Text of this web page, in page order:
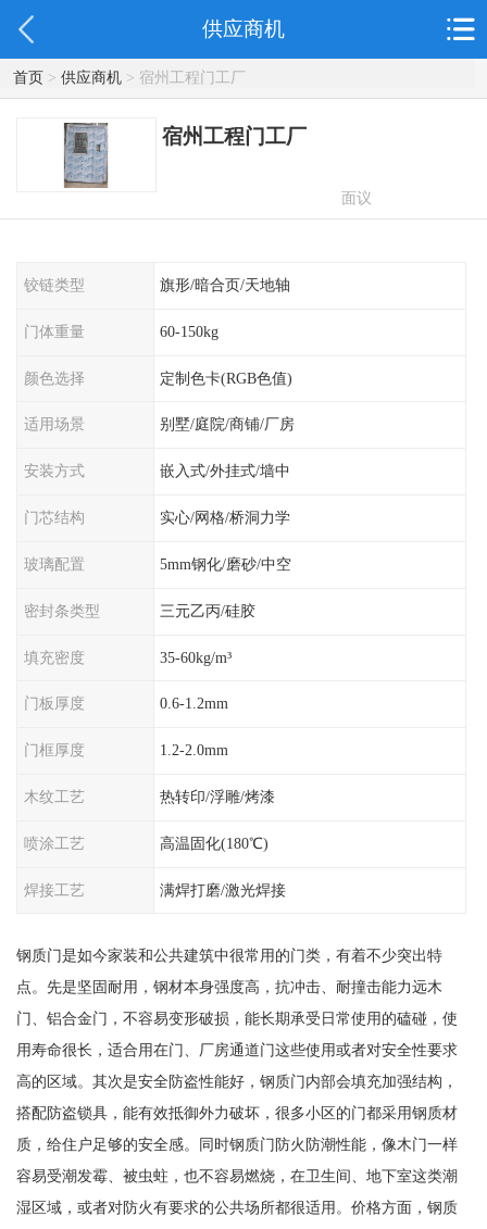
供应商机
首页> 供应商机> 宿州工程门工厂
宿州工程门工厂
面议
铰链类型 旗形/暗合页/天地轴
门体重量 60-150kg
颜色选择 定制色卡(RGB色值)
适用场景 别墅/庭院/商铺/厂房
安装方式 嵌入式/外挂式/墙中
门芯结构 实心/网格/桥洞力学
玻璃配置 5mm钢化/磨砂/中空
密封条类型 三元乙丙/硅胶
填充密度 35-60kg/m³
门板厚度 0.6-1.2mm
门框厚度 1.2-2.0mm
木纹工艺 热转印/浮雕/烤漆
喷涂工艺 高温固化(180℃)
焊接工艺 满焊打磨/激光焊接
钢质门是如今家装和公共建筑中很常用的门类，有着不少突出特
点。先是坚固耐用，钢材本身强度高，抗冲击、耐撞击能力远木
门、铝合金门，不容易变形破损，能长期承受日常使用的磕碰，使
用寿命很长，适合用在门、厂房通道门这些使用或者对安全性要求
高的区域。其次是安全防盗性能好，钢质门内部会填充加强结构，
搭配防盗锁具，能有效抵御外力破坏，很多小区的门都采用钢质材
质，给住户足够的安全感。同时钢质门防火防潮性能，像木门一样
容易受潮发霉、被虫蛀，也不容易燃烧，在卫生间、地下室这类潮
湿区域，或者对防火有要求的公共场所都很适用。价格方面，钢质